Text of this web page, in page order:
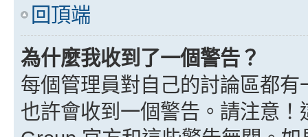
回頂端
為什麼我收到了一個警告？
每個管理員對自己的討論區都
也許會收到一個警告。請注意